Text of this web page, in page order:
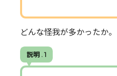
どんな怪我が多かったか。
説明 . 1